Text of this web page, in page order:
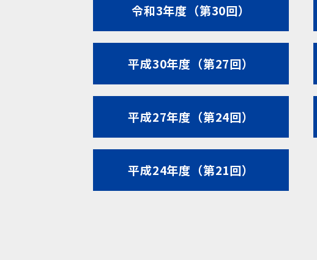
令和3年度（第30回）
平成30年度（第27回）
平成27年度（第24回）
平成24年度（第21回）